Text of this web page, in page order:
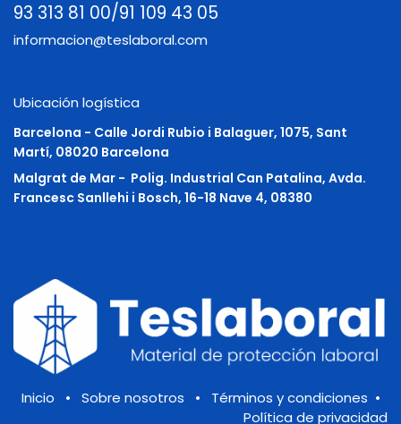
93 313 81 00/91 109 43 05
informacion@teslaboral.com
Ubicación logística
Barcelona - Calle Jordi Rubio i Balaguer, 1075, Sant
Martí, 08020 Barcelona
Malgrat de Mar - Polig. Industrial Can Patalina, Avda.
Francesc Sanllehi i Bosch, 16-18 Nave 4, 08380
Inicio • Sobre nosotros • Términos y condiciones •
Política de privacidad